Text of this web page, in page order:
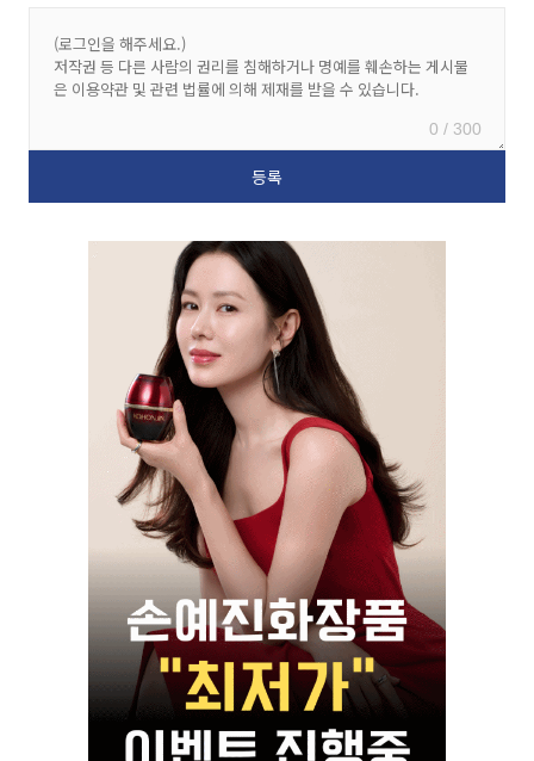
0 / 300